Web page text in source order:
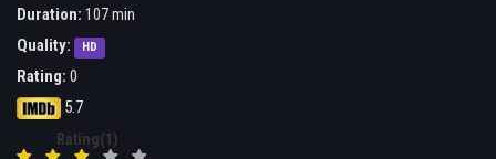
Duration: 107 min
Quality:
HD
Rating: 0
5.7
Rating(1)